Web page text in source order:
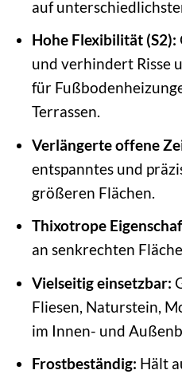
auf
Hohe Flexibilität (S2):
und verhindert Risse
für
Terrassen.
Verlängerte offene
entspanntes und
größeren Flächen.
Thixotrope
an senkrechten
Vielseitig einsetzbar:
Fliesen, Naturstein,
im Innen- und
Frostbeständig: Hält